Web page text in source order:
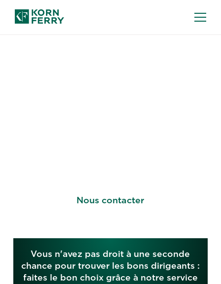
Nous contacter
Vous n'avez pas droit à une seconde
chance pour trouver les bons dirigeants :
faites le bon choix grâce à notre service